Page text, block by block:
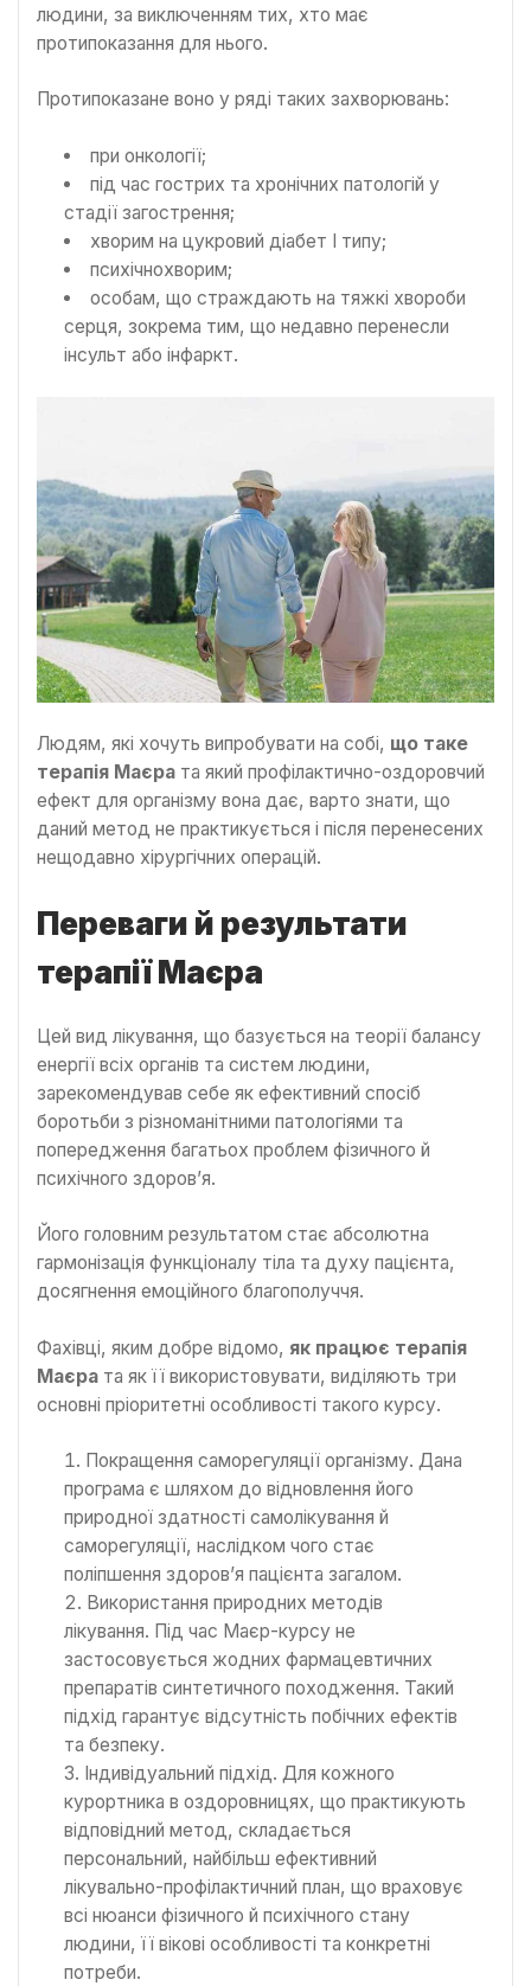
людини, за виключенням тих, хто має
протипоказання для нього.
Протипоказане воно у ряді таких захворювань:
при онкології;
під час гострих та хронічних патологій у
стадії загострення;
хворим на цукровий діабет І типу;
психічнохворим;
особам, що страждають на тяжкі хвороби
серця, зокрема тим, що недавно перенесли
інсульт або інфаркт.
Людям, які хочуть випробувати на собі, що таке
терапія Маєра та який профілактично-оздоровчий
ефект для організму вона дає, варто знати, що
даний метод не практикується і після перенесених
нещодавно хірургічних операцій.
Переваги й результати
терапії Маєра
Цей вид лікування, що базується на теорії балансу
енергії всіх органів та систем людини,
зарекомендував себе як ефективний спосіб
боротьби з різноманітними патологіями та
попередження багатьох проблем фізичного й
психічного здоров’я.
Його головним результатом стає абсолютна
гармонізація функціоналу тіла та духу пацієнта,
досягнення емоційного благополуччя.
Фахівці, яким добре відомо, як працює терапія
Маєра та як її використовувати, виділяють три
основні пріоритетні особливості такого курсу.
Покращення саморегуляції організму. Дана
програма є шляхом до відновлення його
природної здатності самолікування й
саморегуляції, наслідком чого стає
поліпшення здоров’я пацієнта загалом.
Використання природних методів
лікування. Під час Маєр-курсу не
застосовується жодних фармацевтичних
препаратів синтетичного походження. Такий
підхід гарантує відсутність побічних ефектів
та безпеку.
Індивідуальний підхід. Для кожного
курортника в оздоровницях, що практикують
відповідний метод, складається
персональний, найбільш ефективний
лікувально-профілактичний план, що враховує
всі нюанси фізичного й психічного стану
людини, її вікові особливості та конкретні
потреби.